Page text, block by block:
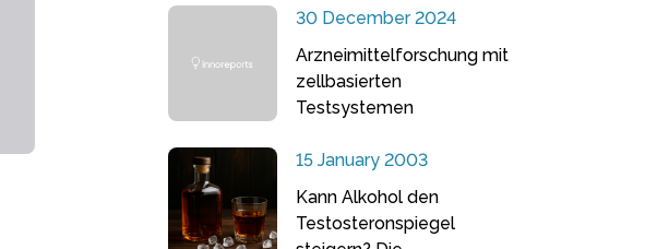
30 December 2024
Arzneimittelforschung mit
zellbasierten
Testsystemen
15 January 2003
Kann Alkohol den
Testosteronspiegel